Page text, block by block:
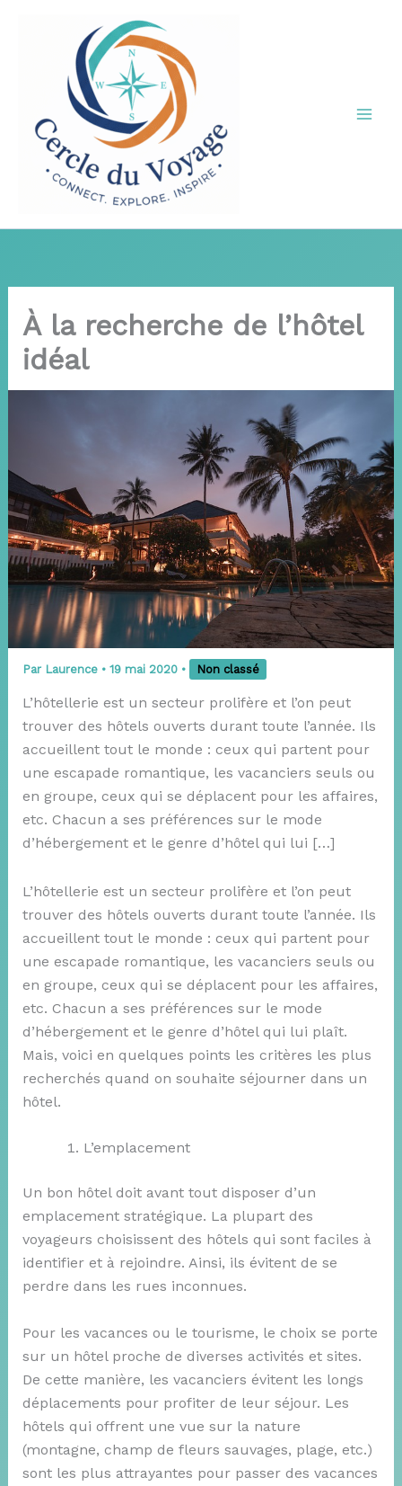
À la recherche de l’hôtel
idéal
Par Laurence • 19 mai 2020 • Non classé
L’hôtellerie est un secteur prolifère et l’on peut
trouver des hôtels ouverts durant toute l’année. Ils
accueillent tout le monde : ceux qui partent pour
une escapade romantique, les vacanciers seuls ou
en groupe, ceux qui se déplacent pour les affaires,
etc. Chacun a ses préférences sur le mode
d’hébergement et le genre d’hôtel qui lui […]
L’hôtellerie est un secteur prolifère et l’on peut
trouver des hôtels ouverts durant toute l’année. Ils
accueillent tout le monde : ceux qui partent pour
une escapade romantique, les vacanciers seuls ou
en groupe, ceux qui se déplacent pour les affaires,
etc. Chacun a ses préférences sur le mode
d’hébergement et le genre d’hôtel qui lui plaît.
Mais, voici en quelques points les critères les plus
recherchés quand on souhaite séjourner dans un
hôtel.
L’emplacement
Un bon hôtel doit avant tout disposer d’un
emplacement stratégique. La plupart des
voyageurs choisissent des hôtels qui sont faciles à
identifier et à rejoindre. Ainsi, ils évitent de se
perdre dans les rues inconnues.
Pour les vacances ou le tourisme, le choix se porte
sur un hôtel proche de diverses activités et sites.
De cette manière, les vacanciers évitent les longs
déplacements pour profiter de leur séjour. Les
hôtels qui offrent une vue sur la nature
(montagne, champ de fleurs sauvages, plage, etc.)
sont les plus attrayantes pour passer des vacances